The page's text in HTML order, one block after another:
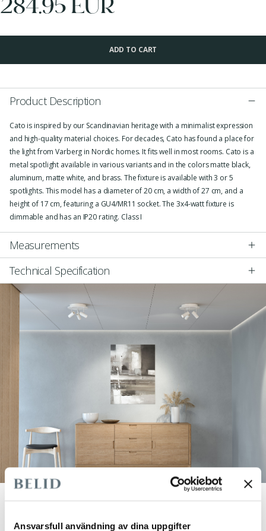
Ansvarsfull användning av dina uppgifter
284.95 EUR
ADD TO CART
Product Description
Cato is inspired by our Scandinavian heritage with a minimalist expression
and high-quality material choices. For decades, Cato has found a place for
the light from Varberg in Nordic homes. It fits well in most rooms. Cato is a
metal spotlight available in various variants and in the colors matte black,
aluminum, matte white, and brass. The fixture is available with 3 or 5
spotlights. This model has a diameter of 20 cm, a width of 27 cm, and a
height of 17 cm, featuring a GU4/MR11 socket. The 3x4-watt fixture is
dimmable and has an IP20 rating. Class I
Measurements
Technical Specification